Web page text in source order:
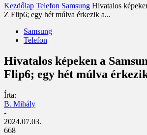
Kezdőlap Telefon Samsung Hivatalos
Z Flip6; egy hét múlva érkezik a...
Samsung
Telefon
Hivatalos képeken a
Flip6; egy hét múlva
Írta:
B. Mihály
-
2024.07.03.
668